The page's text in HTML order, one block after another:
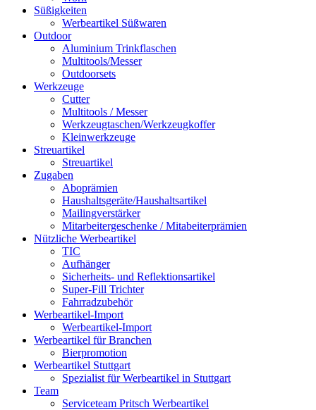
Süßigkeiten
Werbeartikel Süßwaren
Outdoor
Aluminium Trinkflaschen
Multitools/Messer
Outdoorsets
Werkzeuge
Cutter
Multitools / Messer
Werkzeugtaschen/Werkzeugkoffer
Kleinwerkzeuge
Streuartikel
Streuartikel
Zugaben
Aboprämien
Haushaltsgeräte/Haushaltsartikel
Mailingverstärker
Mitarbeitergeschenke / Mitabeiterprämien
Nützliche Werbeartikel
TIC
Aufhänger
Sicherheits- und Reflektionsartikel
Super-Fill Trichter
Fahrradzubehör
Werbeartikel-Import
Werbeartikel-Import
Werbeartikel für Branchen
Bierpromotion
Werbeartikel Stuttgart
Spezialist für Werbeartikel in Stuttgart
Team
Serviceteam Pritsch Werbeartikel